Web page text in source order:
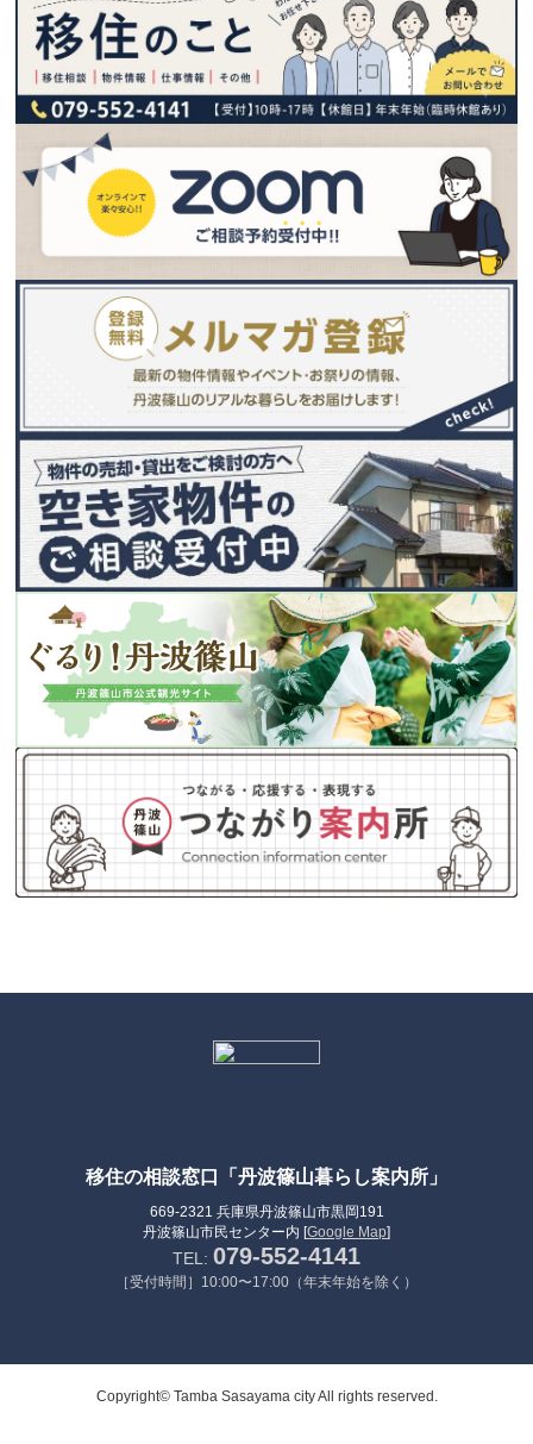
移住の相談窓口「丹波篠山暮らし案内所」
669-2321 兵庫県丹波篠山市黒岡191
丹波篠山市民センター内 [Google Map]
TEL: 079-552-4141
［受付時間］10:00〜17:00（年末年始を除く）
Copyright© Tamba Sasayama city All rights reserved.